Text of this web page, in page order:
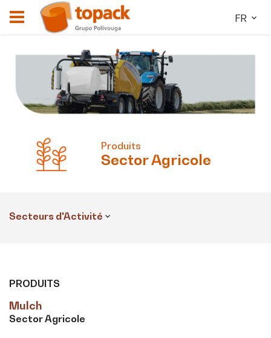
FR
Produits
SectorAgricole
Secteurs d'Activité
PRODUITS
Mulch
Sector Agricole